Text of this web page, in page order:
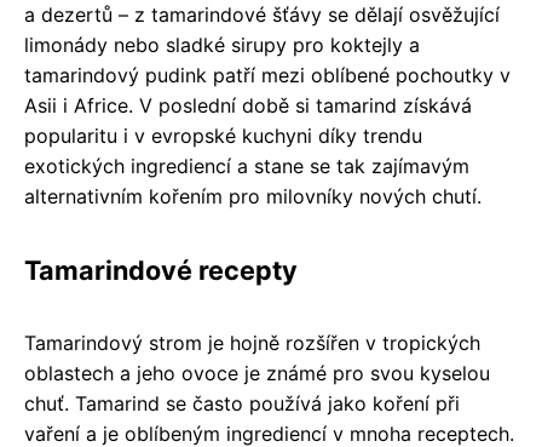
a dezertů – z tamarindové šťávy se dělají osvěžující
limonády nebo sladké sirupy pro koktejly a
tamarindový pudink patří mezi oblíbené pochoutky v
Asii i Africe. V poslední době si tamarind získává
popularitu i v evropské kuchyni díky trendu
exotických ingrediencí a stane se tak zajímavým
alternativním kořením pro milovníky nových chutí.
Tamarindové recepty
Tamarindový strom je hojně rozšířen v tropických
oblastech a jeho ovoce je známé pro svou kyselou
chuť. Tamarind se často používá jako koření při
vaření a je oblíbeným ingrediencí v mnoha receptech.